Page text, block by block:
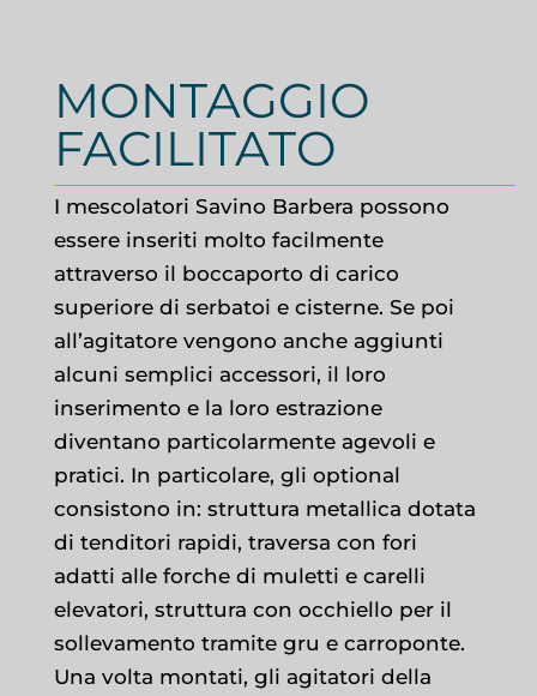
MONTAGGIO
FACILITATO
I mescolatori Savino Barbera possono
essere inseriti molto facilmente
attraverso il boccaporto di carico
superiore di serbatoi e cisterne. Se poi
all’agitatore vengono anche aggiunti
alcuni semplici accessori, il loro
inserimento e la loro estrazione
diventano particolarmente agevoli e
pratici. In particolare, gli optional
consistono in: struttura metallica dotata
di tenditori rapidi, traversa con fori
adatti alle forche di muletti e carelli
elevatori, struttura con occhiello per il
sollevamento tramite gru e carroponte.
Una volta montati, gli agitatori della